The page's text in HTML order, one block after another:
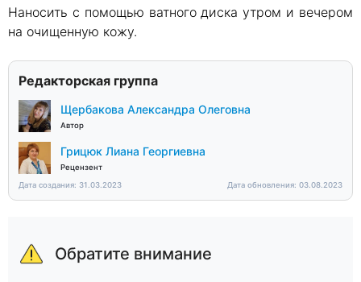
Наносить с помощью ватного диска утром и вечером
на очищенную кожу.
Редакторская группа
Щербакова Александра Олеговна
Автор
Грицюк Лиана Георгиевна
Рецензент
Дата создания: 31.03.2023
Дата обновления: 03.08.2023
Обратите внимание